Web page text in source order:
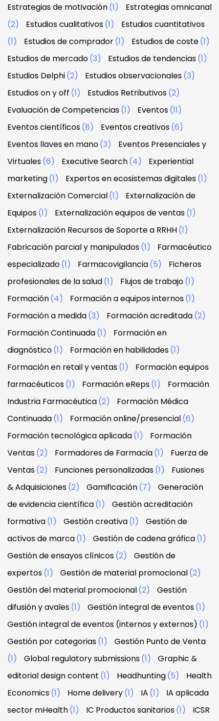
Estrategias de motivación(1)
Estrategias omnicanal
(2)
Estudios cualitativos(1)
Estudios cuantitativos
(1)
Estudios de comprador(1) Estudios de coste(1)
Estudios de mercado(3) Estudios de tendencias(1)
Estudios Delphi(2) Estudios observacionales(3)
Estudios on y off (1) Estudios Retributivos(2)
Evaluación de Competencias(1) Eventos(11)
Eventos científicos(8) Eventos creativos(6)
Eventos llaves en mano(3)
Eventos Presenciales y
Virtuales(6) Executive Search(4)
Experiential
marketing(1) Expertos en ecosistemas digitales(1)
Externalización Comercial(1)
Externalización de
Equipos(1) Externalización equipos de ventas(1)
Externalización Recursos de Soporte a RRHH(1)
Fabricación parcial y manipulados(1)
Farmacéutico
especializado(1) Farmacovigilancia(5)
Ficheros
profesionales de la salud(1) Flujos de trabajo(1)
Formación(4) Formación a equipos internos(1)
Formación a medida(3) Formación acreditada(2)
Formación Continuada(1)
Formación en
diagnóstico(1) Formación en habilidades(1)
Formación en retail y ventas(1)
Formación equipos
farmacéuticos(1) Formación eReps(1)
Formación
Industria Farmacéutica(2)
Formación Médica
Continuada(1) Formación online/presencial(6)
Formación tecnológica aplicada(1)
Formación
Ventas(2) Formadores de Farmacia(1)
Fuerza de
Ventas(2) Funciones personalizadas(1)
Fusiones
& Adquisiciones(2) Gamificación(7)
Generación
de evidencia científica(1)
Gestión acreditación
formativa(1) Gestión creativa(1)
Gestión de
activos de marca(1) Gestión de cadena gráfica(1)
Gestión de ensayos clínicos(2)
Gestión de
expertos(1) Gestión de material promocional(2)
Gestión del material promocional(2)
Gestión
difusión y avales(1) Gestión integral de eventos(1)
Gestión integral de eventos (internos y externos) (1)
Gestión por categorias(1)
Gestión Punto de Venta
(1)
Global regulatory submissions(1)
Graphic &
editorial design content (1) Headhunting(5)
Health
Economics(1) Home delivery(1) IA (1)
IA aplicada
sector mHealth(1) IC Productos sanitarios(1)
ICSR